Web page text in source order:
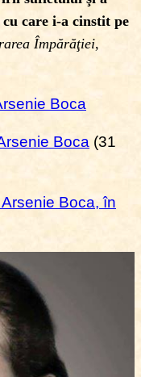
care i-a cinstit pe
Împărăţiei,
Boca
Boca (31
Boca, în